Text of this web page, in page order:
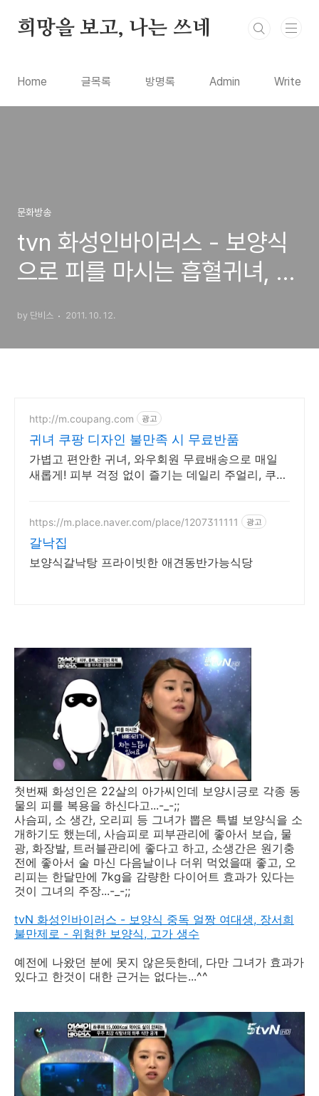
희망을 보고, 나는 쓰네
Home 글목록 방명록 Admin Write
문화방송
tvn 화성인바이러스 - 보양식
으로 피를 마시는 흡혈귀녀, 살
by 단비스 2011. 10. 12.
http://m.coupang.com 광고
귀녀 쿠팡 디자인 불만족 시 무료반품
가볍고 편안한 귀녀, 와우회원 무료배송으로 매일
새롭게! 피부 걱정 없이 즐기는 데일리 주얼리, 쿠팡
https://m.place.naver.com/place/1207311111 광고
갈낙집
보양식갈낙탕 프라이빗한 애견동반가능식당
첫번째 화성인은 22살의 아가씨인데 보양시긍로 각종 동
물의 피를 복용을 하신다고...-_-;;
사슴피, 소 생간, 오리피 등 그녀가 뽑은 특별 보양식을 소
개하기도 했는데, 사슴피로 피부관리에 좋아서 보습, 물
광, 화장발, 트러블관리에 좋다고 하고, 소생간은 원기충
전에 좋아서 술 마신 다음날이나 더위 먹었을때 좋고, 오
리피는 한달만에 7kg을 감량한 다이어트 효과가 있다는
것이 그녀의 주장...-_-;;
tvN 화성인바이러스 - 보양식 중독 얼짱 여대생, 장서희
불만제로 - 위험한 보양식, 고가 생수
예전에 나왔던 분에 못지 않은듯한데, 다만 그녀가 효과가
있다고 한것이 대한 근거는 없다는...^^